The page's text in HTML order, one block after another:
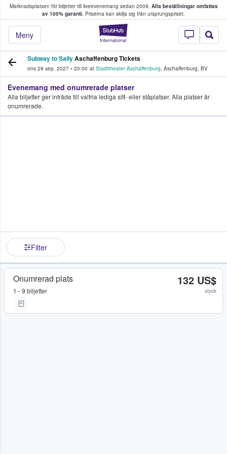
Marknadsplatsen för biljetter till liveevenemang sedan 2009. Alla beställningar omfattas
av 100% garanti. Priserna kan skilja sig från ursprungspriset.
StubHub – där
Meny
köper och säljer biljetter.
Subway to SallyAschaffenburg Tickets
ons 29 sep. 2027 • 20:00 at Stadttheater Aschaffenburg, Aschaffenburg, BV
Evenemang med onumrerade platser
Alla biljetter ger inträde till valfria lediga sitt- eller ståplatser. Alla platser är
onumrerade.
Filter
Onumrerad plats
1 - 9 biljetter
132 US$
styck